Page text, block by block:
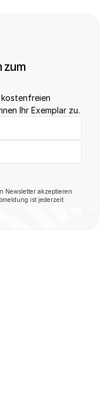
zum
Ihr Exemplar zu.
Newsletter akzeptieren
ist jederzeit